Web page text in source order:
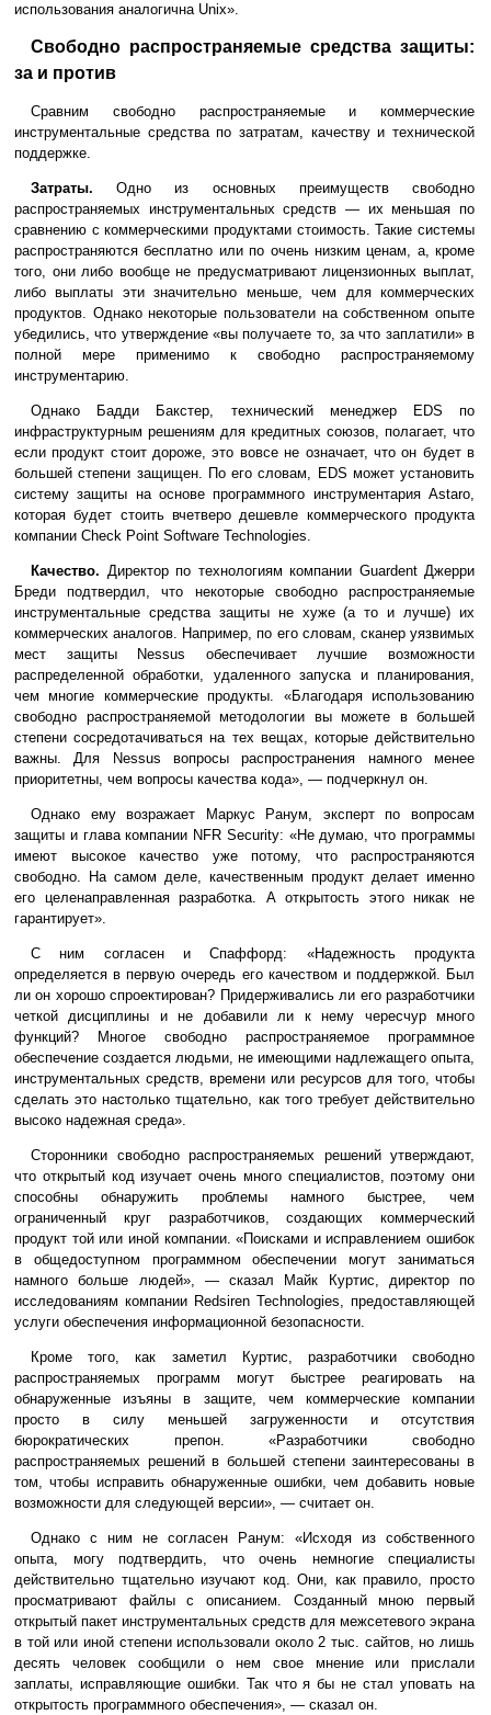
использования аналогична Unix».
Свободно распространяемые средства защиты:
за и против
Сравним свободно распространяемые и коммерческие
инструментальные средства по затратам, качеству и технической
поддержке.
Затраты. Одно из основных преимуществ свободно
распространяемых инструментальных средств — их меньшая по
сравнению с коммерческими продуктами стоимость. Такие системы
распространяются бесплатно или по очень низким ценам, а, кроме
того, они либо вообще не предусматривают лицензионных выплат,
либо выплаты эти значительно меньше, чем для коммерческих
продуктов. Однако некоторые пользователи на собственном опыте
убедились, что утверждение «вы получаете то, за что заплатили» в
полной мере применимо к свободно распространяемому
инструментарию.
Однако Бадди Бакстер, технический менеджер EDS по
инфраструктурным решениям для кредитных союзов, полагает, что
если продукт стоит дороже, это вовсе не означает, что он будет в
большей степени защищен. По его словам, EDS может установить
систему защиты на основе программного инструментария Astaro,
которая будет стоить вчетверо дешевле коммерческого продукта
компании Check Point Software Technologies.
Качество. Директор по технологиям компании Guardent Джерри
Бреди подтвердил, что некоторые свободно распространяемые
инструментальные средства защиты не хуже (а то и лучше) их
коммерческих аналогов. Например, по его словам, сканер уязвимых
мест защиты Nessus обеспечивает лучшие возможности
распределенной обработки, удаленного запуска и планирования,
чем многие коммерческие продукты. «Благодаря использованию
свободно распространяемой методологии вы можете в большей
степени сосредотачиваться на тех вещах, которые действительно
важны. Для Nessus вопросы распространения намного менее
приоритетны, чем вопросы качества кода», — подчеркнул он.
Однако ему возражает Маркус Ранум, эксперт по вопросам
защиты и глава компании NFR Security: «Не думаю, что программы
имеют высокое качество уже потому, что распространяются
свободно. На самом деле, качественным продукт делает именно
его целенаправленная разработка. А открытость этого никак не
гарантирует».
С ним согласен и Спаффорд: «Надежность продукта
определяется в первую очередь его качеством и поддержкой. Был
ли он хорошо спроектирован? Придерживались ли его разработчики
четкой дисциплины и не добавили ли к нему чересчур много
функций? Многое свободно распространяемое программное
обеспечение создается людьми, не имеющими надлежащего опыта,
инструментальных средств, времени или ресурсов для того, чтобы
сделать это настолько тщательно, как того требует действительно
высоко надежная среда».
Сторонники свободно распространяемых решений утверждают,
что открытый код изучает очень много специалистов, поэтому они
способны обнаружить проблемы намного быстрее, чем
ограниченный круг разработчиков, создающих коммерческий
продукт той или иной компании. «Поисками и исправлением ошибок
в общедоступном программном обеспечении могут заниматься
намного больше людей», — сказал Майк Куртис, директор по
исследованиям компании Redsiren Technologies, предоставляющей
услуги обеспечения информационной безопасности.
Кроме того, как заметил Куртис, разработчики свободно
распространяемых программ могут быстрее реагировать на
обнаруженные изъяны в защите, чем коммерческие компании
просто в силу меньшей загруженности и отсутствия
бюрократических препон. «Разработчики свободно
распространяемых решений в большей степени заинтересованы в
том, чтобы исправить обнаруженные ошибки, чем добавить новые
возможности для следующей версии», — считает он.
Однако с ним не согласен Ранум: «Исходя из собственного
опыта, могу подтвердить, что очень немногие специалисты
действительно тщательно изучают код. Они, как правило, просто
просматривают файлы с описанием. Созданный мною первый
открытый пакет инструментальных средств для межсетевого экрана
в той или иной степени использовали около 2 тыс. сайтов, но лишь
десять человек сообщили о нем свое мнение или прислали
заплаты, исправляющие ошибки. Так что я бы не стал уповать на
открытость программного обеспечения», — сказал он.